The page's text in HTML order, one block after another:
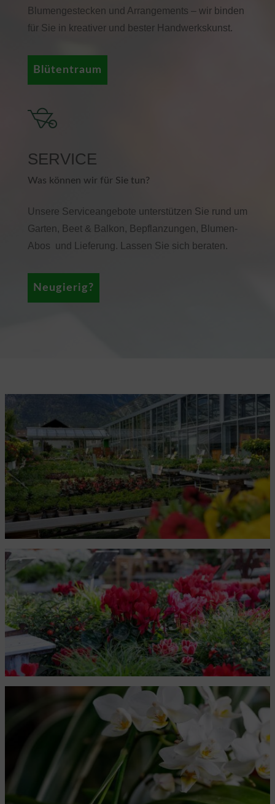
Blumengestecken und Arrangements – wir binden
für Sie in kreativer und bester Handwerkskunst.
Blütentraum
SERVICE
Was können wir für Sie tun?
Unsere Serviceangebote unterstützen Sie rund um
Garten, Beet & Balkon, Bepflanzungen, Blumen-
Abos und Lieferung. Lassen Sie sich beraten.
Neugierig?